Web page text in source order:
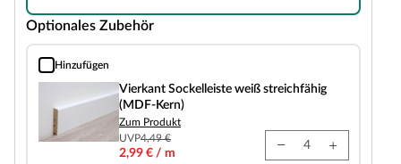
Optionales Zubehör
Hinzufügen
Vierkant Sockelleiste weiß streichfähig (MDF-Kern)
Vierkant Sockelleiste weiß streichfähig
(MDF-Kern)
Zum Produkt
UVP4,49 €
2,99 € / m